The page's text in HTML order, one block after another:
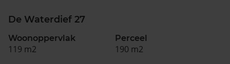
De Waterdief 27
Woonoppervlak
119 m2
Perceel
190 m2